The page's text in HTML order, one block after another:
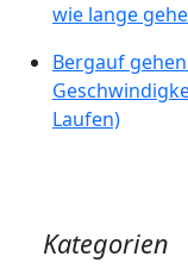
wie lange
Bergauf
Laufen)
Kategorien